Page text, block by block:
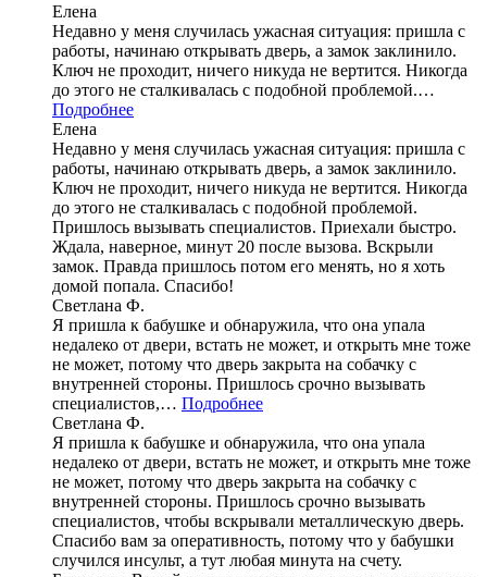
Елена
Недавно у меня случилась ужасная ситуация: пришла с
работы, начинаю открывать дверь, а замок заклинило.
Ключ не проходит, ничего никуда не вертится. Никогда
до этого не сталкивалась с подобной проблемой.…
Подробнее
Елена
Недавно у меня случилась ужасная ситуация: пришла с
работы, начинаю открывать дверь, а замок заклинило.
Ключ не проходит, ничего никуда не вертится. Никогда
до этого не сталкивалась с подобной проблемой.
Пришлось вызывать специалистов. Приехали быстро.
Ждала, наверное, минут 20 после вызова. Вскрыли
замок. Правда пришлось потом его менять, но я хоть
домой попала. Спасибо!
Светлана Ф.
Я пришла к бабушке и обнаружила, что она упала
недалеко от двери, встать не может, и открыть мне тоже
не может, потому что дверь закрыта на собачку с
внутренней стороны. Пришлось срочно вызывать
специалистов,… Подробнее
Светлана Ф.
Я пришла к бабушке и обнаружила, что она упала
недалеко от двери, встать не может, и открыть мне тоже
не может, потому что дверь закрыта на собачку с
внутренней стороны. Пришлось срочно вызывать
специалистов, чтобы вскрывали металлическую дверь.
Спасибо вам за оперативность, потому что у бабушки
случился инсульт, а тут любая минута на счету.